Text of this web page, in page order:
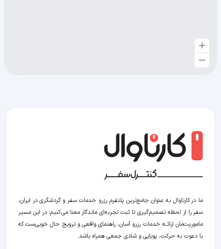
ما در کارناوال به عنوان جامع‌ترین پلتفرم رزرو خدمات سفر و گردشگری در ایران،
سفر را از لحظه‌ تصمیم‌گیری تا ثبت تجربه‌ای ماندگار معنا می‌کنیم؛ در این مسیر‍
ماموریت‌مان اراﺋــﻪ خدمات رزرو آسان، راهنمای واقعی و ترویج حال خوبی‌ست که
با دعوت به حرکت، پویایی و شادی جمعی همراه باشد.